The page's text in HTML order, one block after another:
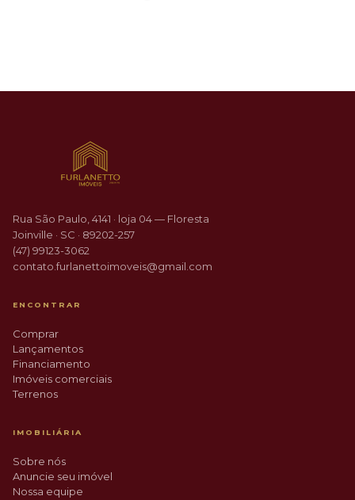
Rua São Paulo, 4141 · loja 04 — Floresta
Joinville · SC · 89202-257
(47) 99123-3062
contato.furlanettoimoveis@gmail.com
ENCONTRAR
Comprar
Lançamentos
Financiamento
Imóveis comerciais
Terrenos
IMOBILIÁRIA
Sobre nós
Anuncie seu imóvel
Nossa equipe